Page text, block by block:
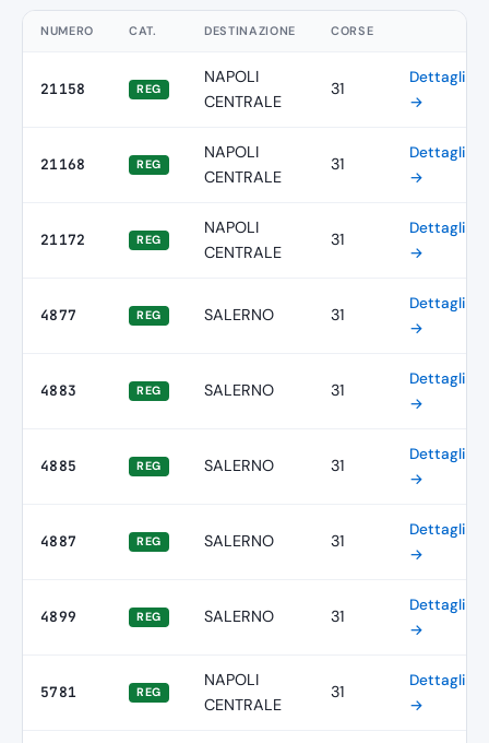
NUMERO CAT. DESTINAZIONE CORSE
21158 REG
NAPOLI
CENTRALE
31
Dettagli
→
21168 REG
NAPOLI
CENTRALE
31
Dettagli
→
21172 REG
NAPOLI
CENTRALE
31
Dettagli
→
4877 REG SALERNO 31
Dettagli
→
4883 REG SALERNO 31
Dettagli
→
4885 REG SALERNO 31
Dettagli
→
4887 REG SALERNO 31
Dettagli
→
4899 REG SALERNO 31
Dettagli
→
5781 REG
NAPOLI
CENTRALE
31
Dettagli
→